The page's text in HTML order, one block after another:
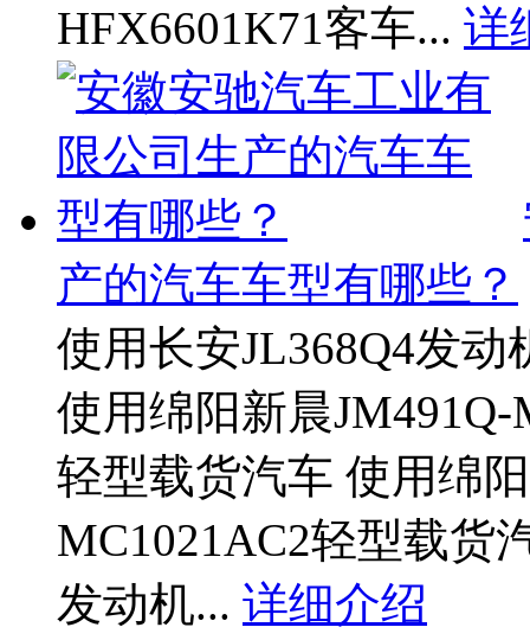
HFX6601K71客车... 详
产的汽车车型有哪些？
使用长安JL368Q4发动
使用绵阳新晨
轻型载货汽车 使用绵
MC1021AC2轻型载货
发动机... 详细介绍